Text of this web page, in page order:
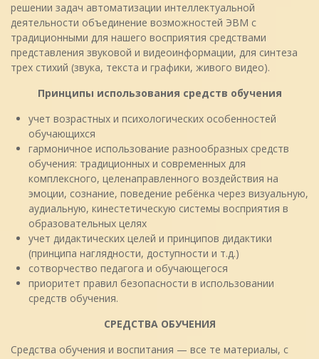
решении задач автоматизации интеллектуальной
деятельности объединение возможностей ЭВМ с
традиционными для нашего восприятия средствами
представления звуковой и видеоинформации, для синтеза
трех стихий (звука, текста и графики, живого видео).
Принципы использования средств обучения
учет возрастных и психологических особенностей
обучающихся
гармоничное использование разнообразных средств
обучения: традиционных и современных для
комплексного, целенаправленного воздействия на
эмоции, сознание, поведение ребёнка через визуальную,
аудиальную, кинестетическую системы восприятия в
образовательных целях
учет дидактических целей и принципов дидактики
(принципа наглядности, доступности и т.д.)
сотворчество педагога и обучающегося
приоритет правил безопасности в использовании
средств обучения.
СРЕДСТВА ОБУЧЕНИЯ
Средства обучения и воспитания — все те материалы, с